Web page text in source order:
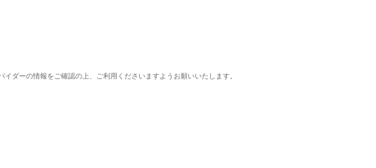
ダーの情報をご確認の上、ご利用くださいますようお願いいたします。